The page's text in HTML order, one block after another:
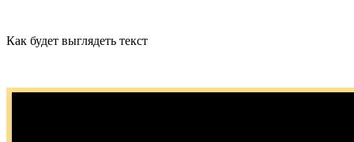
Как будет выглядеть текст